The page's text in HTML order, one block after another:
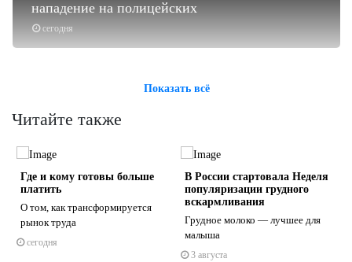
сегодня
нападение на полицейских
Показать всё
Читайте также
Где и кому готовы больше
платить
О том, как трансформируется
рынок труда
сегодня
В России стартовала Неделя
популяризации грудного
вскармливания
Грудное молоко — лучшее для
малыша
3 августа